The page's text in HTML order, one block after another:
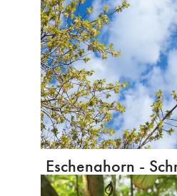
Eschenahorn -